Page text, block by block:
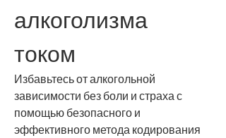
алкоголизма
током
Избавьтесь от алкогольной
зависимости без боли и страха с
помощью безопасного и
эффективного метода кодирования